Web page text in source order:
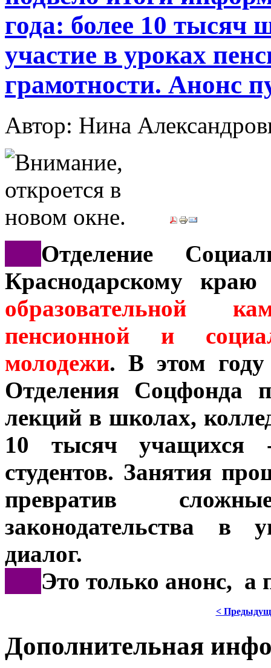
года: более 10 тысяч
участие в уроках
грамотности. Анонс
Автор: Нина
Отделение
Краснодарскому
образовательной
пенсионной и
молодежи. В этом году
Отделения Соцфонда
лекций в школах,
10 тысяч учащихся
студентов. Занятия
превратив
законодательства в
диалог.
Это только анонс, а
<
Дополнительная